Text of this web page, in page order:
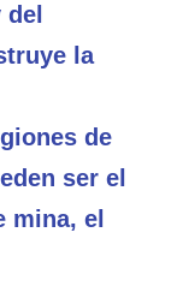
la
de
ser el
mina, el